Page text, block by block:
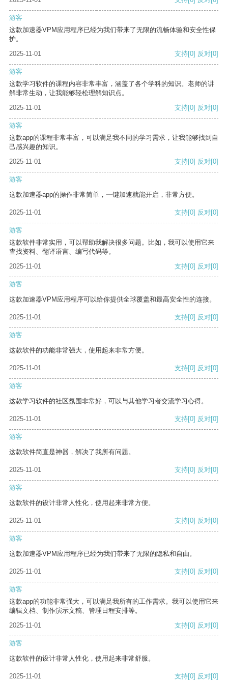
游客
这款加速器VPM应用程序已经为我们带来了无限的流畅体验和安全性保
护。
2025-11-01
支持[0] 反对[0]
游客
这款学习软件的课程内容非常丰富，涵盖了各个学科的知识。老师的讲
解非常生动，让我能够轻松理解知识点。
2025-11-01
支持[0] 反对[0]
游客
这款app的课程非常丰富，可以满足我不同的学习需求，让我能够找到自
己感兴趣的知识。
2025-11-01
支持[0] 反对[0]
游客
这款加速器app的操作非常简单，一键加速就能开启，非常方便。
2025-11-01 支持[0] 反对[0]
游客
这款软件非常实用，可以帮助我解决很多问题。比如，我可以使用它来
查找资料、翻译语言、编写代码等。
2025-11-01
支持[0] 反对[0]
游客
这款加速器VPM应用程序可以给你提供全球覆盖和最高安全性的连接。
2025-11-01 支持[0] 反对[0]
游客
这款软件的功能非常强大，使用起来非常方便。
2025-11-01 支持[0] 反对[0]
游客
这款学习软件的社区氛围非常好，可以与其他学习者交流学习心得。
2025-11-01 支持[0] 反对[0]
游客
这款软件简直是神器，解决了我所有问题。
2025-11-01 支持[0] 反对[0]
游客
这款软件的设计非常人性化，使用起来非常方便。
2025-11-01 支持[0] 反对[0]
游客
这款加速器VPM应用程序已经为我们带来了无限的隐私和自由。
2025-11-01 支持[0] 反对[0]
游客
这款app的功能非常强大，可以满足我所有的工作需求。我可以使用它来
编辑文档、制作演示文稿、管理日程安排等。
2025-11-01
支持[0] 反对[0]
游客
这款软件的设计非常人性化，使用起来非常舒服。
2025-11-01 支持[0] 反对[0]